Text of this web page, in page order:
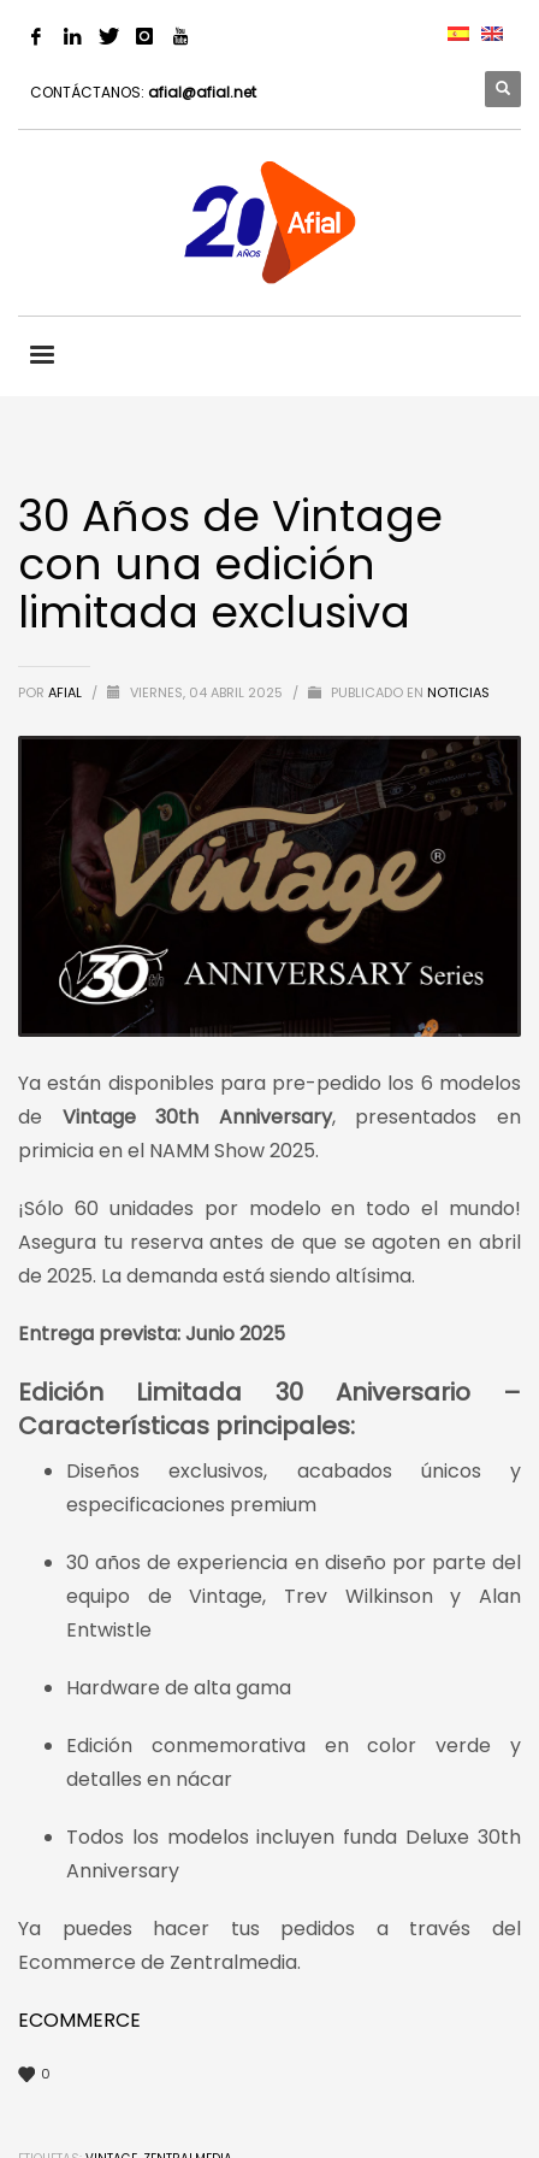
CONTÁCTANOS: afial@afial.net
30 Años de Vintage
con una edición
limitada exclusiva
POR AFIAL / VIERNES, 04 ABRIL 2025 / PUBLICADO EN NOTICIAS
Ya están disponibles para pre-pedido los 6 modelos
de Vintage 30th Anniversary, presentados en
primicia en el NAMM Show 2025.
¡Sólo 60 unidades por modelo en todo el mundo!
Asegura tu reserva antes de que se agoten en abril
de 2025. La demanda está siendo altísima.
Entrega prevista: Junio 2025
Edición Limitada 30 Aniversario –
Características principales:
Diseños exclusivos, acabados únicos y
especificaciones premium
30 años de experiencia en diseño por parte del
equipo de Vintage, Trev Wilkinson y Alan
Entwistle
Hardware de alta gama
Edición conmemorativa en color verde y
detalles en nácar
Todos los modelos incluyen funda Deluxe 30th
Anniversary
Ya puedes hacer tus pedidos a través del
Ecommerce de Zentralmedia.
ECOMMERCE
0